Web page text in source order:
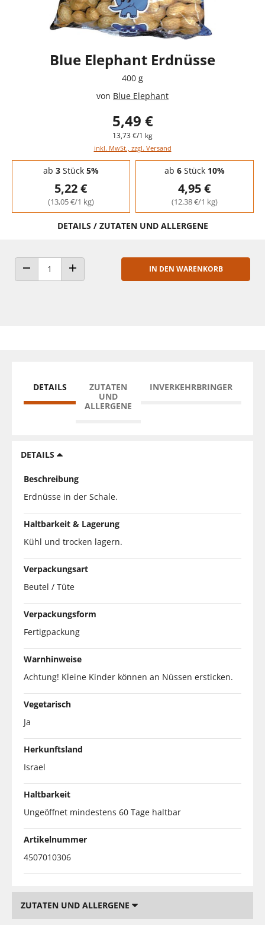
Blue Elephant Erdnüsse
400 g
von Blue Elephant
5,49 €
13,73 €/1 kg
inkl. MwSt., zzgl. Versand
Staffelpreise - Mengenrabatt
ab 3Stück 5%
5,22 €
(13,05 €/1 kg)
ab 6Stück 10%
4,95 €
(12,38 €/1 kg)
DETAILS / ZUTATEN UND ALLERGENE
ANZAHL VERRINGERNANZAHL ERHÖHEN
IN DEN WARENKORB
DETAILS
ZUTATEN
UND
ALLERGENE
INVERKEHRBRINGER
DETAILS
Beschreibung
Erdnüsse in der Schale.
Haltbarkeit & Lagerung
Kühl und trocken lagern.
Verpackungsart
Beutel / Tüte
Verpackungsform
Fertigpackung
Warnhinweise
Achtung! Kleine Kinder können an Nüssen ersticken.
Vegetarisch
Ja
Herkunftsland
Israel
Haltbarkeit
Ungeöffnet mindestens 60 Tage haltbar
Artikelnummer
4507010306
ZUTATEN UND ALLERGENE